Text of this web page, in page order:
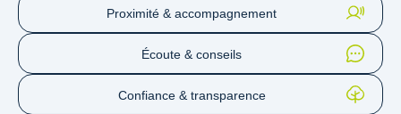
Proximité & accompagnement
Écoute & conseils
Confiance & transparence